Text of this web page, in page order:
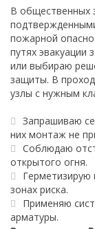
В общественных
пожарной
путях
или выбираю
защиты. В
узлы с нужным
Запрашиваю
них монтаж не
Соблюдаю
открытого огня.
зонах риска.
Применяю
арматуры.